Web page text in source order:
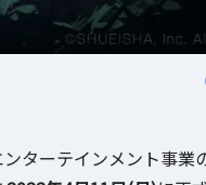
ターテインメント事業